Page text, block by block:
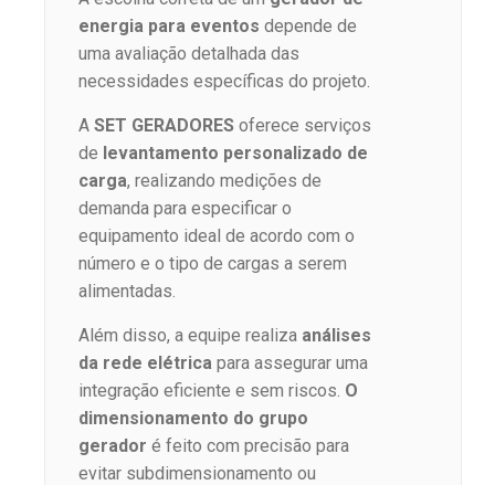
energia para eventos depende de
uma avaliação detalhada das
necessidades específicas do projeto.
A SET GERADORES oferece serviços
de levantamento personalizado de
carga, realizando medições de
demanda para especificar o
equipamento ideal de acordo com o
número e o tipo de cargas a serem
alimentadas.
Além disso, a equipe realiza análises
da rede elétrica para assegurar uma
integração eficiente e sem riscos. O
dimensionamento do grupo
gerador é feito com precisão para
evitar subdimensionamento ou